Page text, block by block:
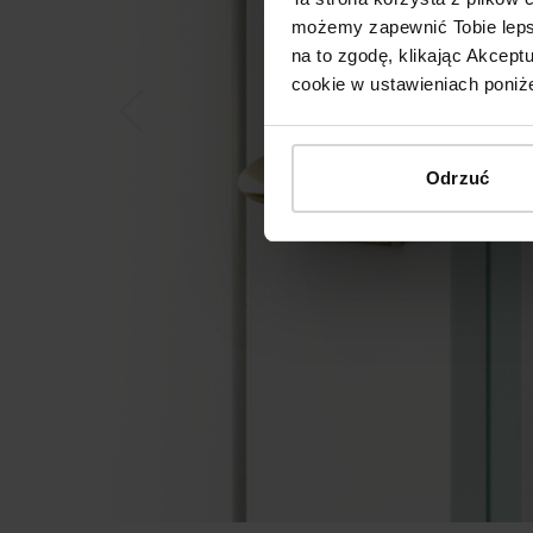
możemy zapewnić Tobie
na to zgodę, klikając
cookie w ustawieniach
Odrzuć